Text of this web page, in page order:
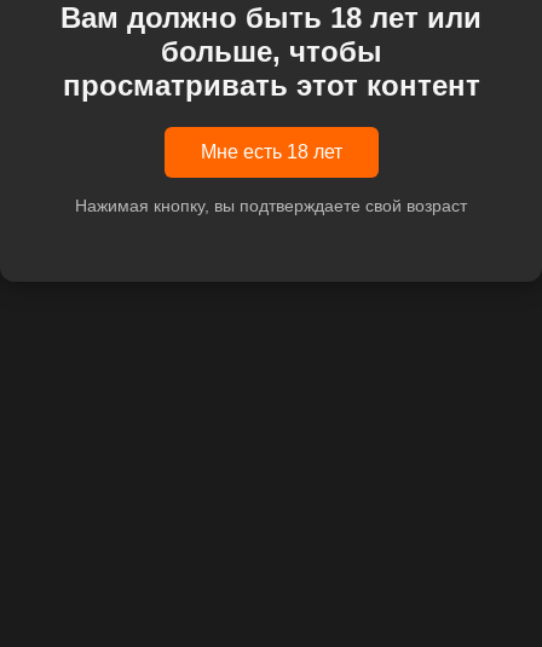
Вам должно быть 18 лет или
больше, чтобы
просматривать этот контент
Мне есть 18 лет
Нажимая кнопку, вы подтверждаете свой возраст